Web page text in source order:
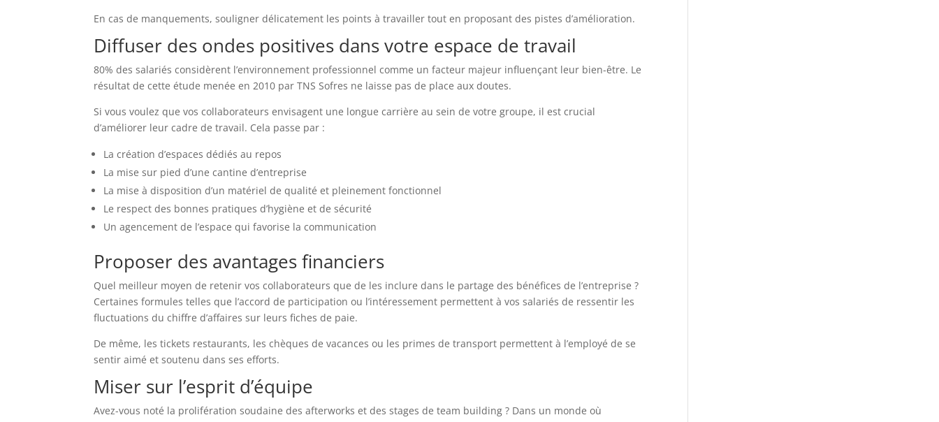
En cas de manquements, souligner délicatement les points à travailler tout en proposant des pistes d’amélioration.
Diffuser des ondes positives dans votre espace de travail
80% des salariés considèrent l’environnement professionnel comme un facteur majeur influençant leur bien-être. Le
résultat de cette étude menée en 2010 par TNS Sofres ne laisse pas de place aux doutes.
Si vous voulez que vos collaborateurs envisagent une longue carrière au sein de votre groupe, il est crucial
d’améliorer leur cadre de travail. Cela passe par :
La création d’espaces dédiés au repos
La mise sur pied d’une cantine d’entreprise
La mise à disposition d’un matériel de qualité et pleinement fonctionnel
Le respect des bonnes pratiques d’hygiène et de sécurité
Un agencement de l’espace qui favorise la communication
Proposer des avantages financiers
Quel meilleur moyen de retenir vos collaborateurs que de les inclure dans le partage des bénéfices de l’entreprise ?
Certaines formules telles que l’accord de participation ou l’intéressement permettent à vos salariés de ressentir les
fluctuations du chiffre d’affaires sur leurs fiches de paie.
De même, les tickets restaurants, les chèques de vacances ou les primes de transport permettent à l’employé de se
sentir aimé et soutenu dans ses efforts.
Miser sur l’esprit d’équipe
Avez-vous noté la prolifération soudaine des afterworks et des stages de team building ? Dans un monde où